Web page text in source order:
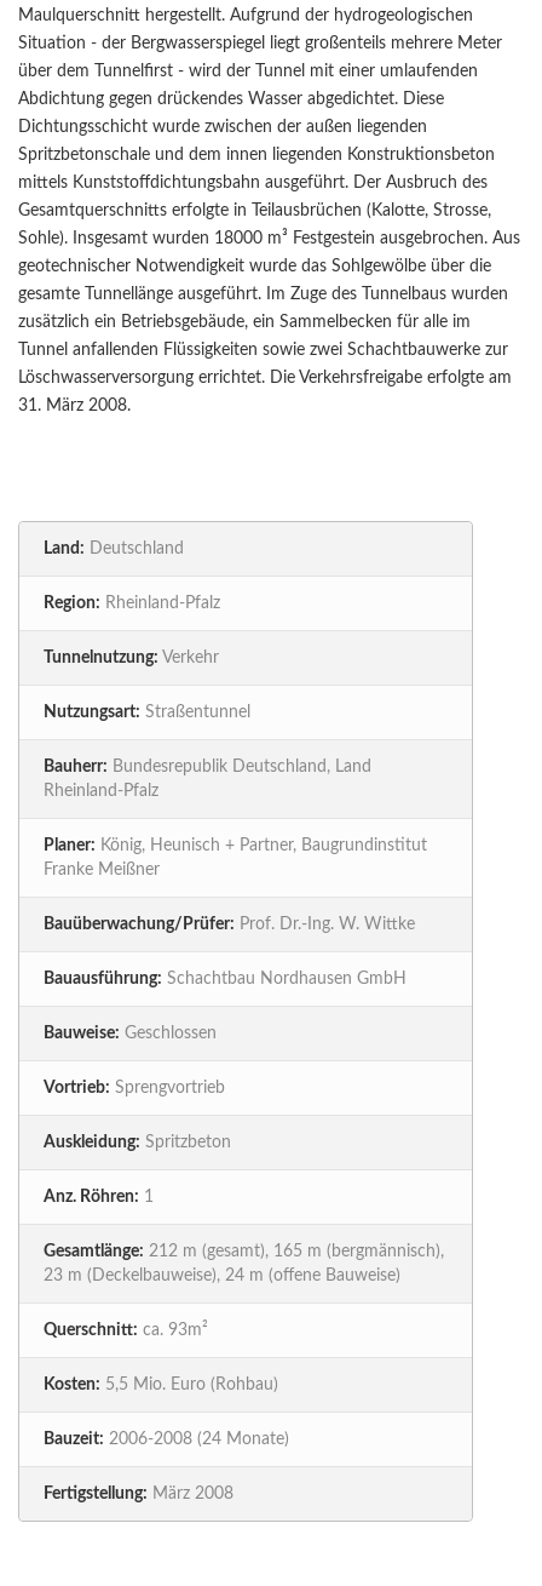
Maulquerschnitt hergestellt. Aufgrund der hydrogeologischen
Situation - der Bergwasserspiegel liegt großenteils mehrere Meter
über dem Tunnelfirst - wird der Tunnel mit einer umlaufenden
Abdichtung gegen drückendes Wasser abgedichtet. Diese
Dichtungsschicht wurde zwischen der außen liegenden
Spritzbetonschale und dem innen liegenden Konstruktionsbeton
mittels Kunststoffdichtungsbahn ausgeführt. Der Ausbruch des
Gesamtquerschnitts erfolgte in Teilausbrüchen (Kalotte, Strosse,
Sohle). Insgesamt wurden 18000 m³ Festgestein ausgebrochen. Aus
geotechnischer Notwendigkeit wurde das Sohlgewölbe über die
gesamte Tunnellänge ausgeführt. Im Zuge des Tunnelbaus wurden
zusätzlich ein Betriebsgebäude, ein Sammelbecken für alle im
Tunnel anfallenden Flüssigkeiten sowie zwei Schachtbauwerke zur
Löschwasserversorgung errichtet. Die Verkehrsfreigabe erfolgte am
31. März 2008.
Land: Deutschland
Region: Rheinland-Pfalz
Tunnelnutzung: Verkehr
Nutzungsart: Straßentunnel
Bauherr: Bundesrepublik Deutschland, Land
Rheinland-Pfalz
Planer: König, Heunisch + Partner, Baugrundinstitut
Franke Meißner
Bauüberwachung/Prüfer: Prof. Dr.-Ing. W. Wittke
Bauausführung: Schachtbau Nordhausen GmbH
Bauweise: Geschlossen
Vortrieb: Sprengvortrieb
Auskleidung: Spritzbeton
Anz. Röhren: 1
Gesamtlänge: 212 m (gesamt), 165 m (bergmännisch),
23 m (Deckelbauweise), 24 m (offene Bauweise)
Querschnitt: ca. 93m²
Kosten: 5,5 Mio. Euro (Rohbau)
Bauzeit: 2006-2008 (24 Monate)
Fertigstellung: März 2008